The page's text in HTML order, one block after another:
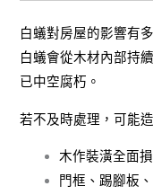
白蟻對房屋的影響有
白蟻會從木材內部持
已中空腐朽。
若不及時處理，可能造
木作裝潢全面
門框、踢腳板